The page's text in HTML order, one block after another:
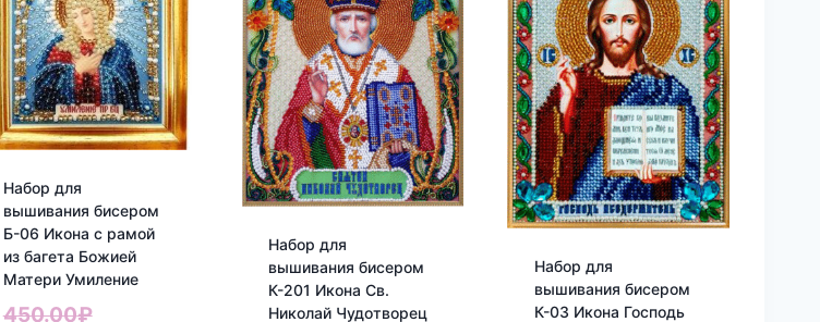
Набор для
вышивания бисером
Б-06 Икона с рамой
из багета Божией
Матери Умиление
450.00₽Первоначальная
Набор для
вышивания бисером
К-201 Икона Св.
Николай Чудотворец
Набор для
вышивания бисером
К-03 Икона Господь